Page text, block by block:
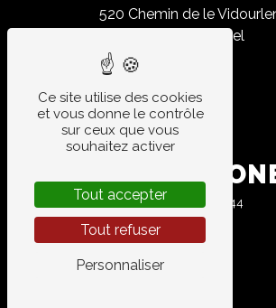
520 Chemin de le
34400 Lunel
04 67 83 10 44
Ce site utilise des cookies
et vous donne le contrôle
sur ceux que vous
souhaitez activer
Tout accepter
Tout refuser
Personnaliser